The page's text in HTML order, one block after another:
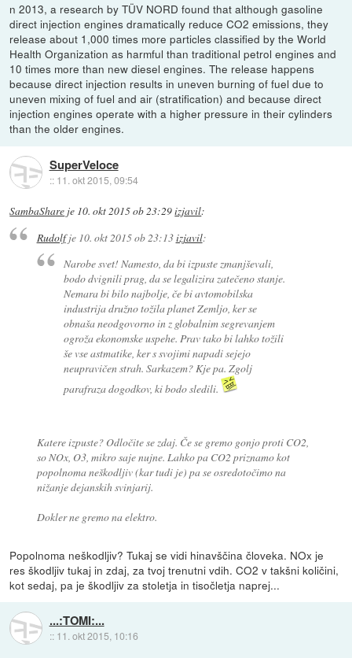
n 2013, a research by TÜV NORD found that although gasoline
direct injection engines dramatically reduce CO2 emissions, they
release about 1,000 times more particles classified by the World
Health Organization as harmful than traditional petrol engines and
10 times more than new diesel engines. The release happens
because direct injection results in uneven burning of fuel due to
uneven mixing of fuel and air (stratification) and because direct
injection engines operate with a higher pressure in their cylinders
than the older engines.
SuperVeloce
:: 11. okt 2015, 09:54
SambaShare je 10. okt 2015 ob 23:29izjavil:
Rudolfje 10. okt 2015 ob 23:13izjavil:
Narobe svet! Namesto, da bi izpuste zmanjševali,
bodo dvignili prag, da se legalizira zatečeno stanje.
Nemara bi bilo najbolje, če bi avtomobilska
industrija družno tožila planet Zemljo, ker se
obnaša neodgovorno in z globalnim segrevanjem
ogroža ekonomske uspehe. Prav tako bi lahko tožili
še vse astmatike, ker s svojimi napadi sejejo
neupravičen strah. Sarkazem? Kje pa. Zgolj
parafraza dogodkov, ki bodo sledili.
Katere izpuste? Odločite se zdaj. Če se gremo gonjo proti CO2,
so NOx, O3, mikro saje nujne. Lahko pa CO2 priznamo kot
popolnoma neškodljiv (kar tudi je) pa se osredotočimo na
nižanje dejanskih svinjarij.
Dokler ne gremo na elektro.
Popolnoma neškodljiv? Tukaj se vidi hinavščina človeka. NOx je
res škodljiv tukaj in zdaj, za tvoj trenutni vdih. CO2 v takšni količini,
kot sedaj, pa je škodljiv za stoletja in tisočletja naprej...
...:TOMI:...
:: 11. okt 2015, 10:16